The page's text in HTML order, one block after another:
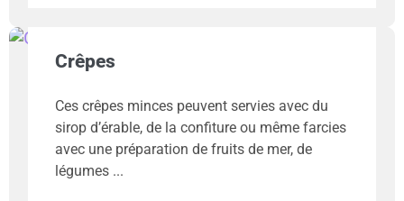
Crêpes
Ces crêpes minces peuvent servies avec du
sirop d’érable, de la confiture ou même farcies
avec une préparation de fruits de mer, de
légumes